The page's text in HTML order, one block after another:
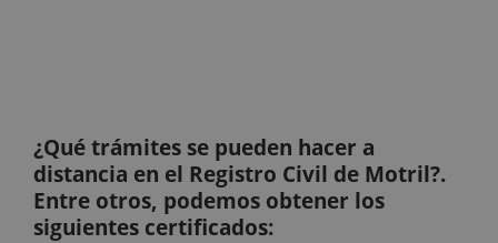
¿Qué trámites se pueden hacer a
distancia en el Registro Civil de Motril?.
Entre otros, podemos obtener los
siguientes certificados: